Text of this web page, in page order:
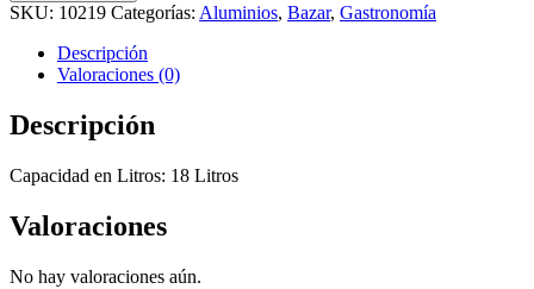
SKU: 10219 Categorías: Aluminios, Bazar, Gastronomía
Descripción
Valoraciones (0)
Descripción
Capacidad en Litros: 18 Litros
Valoraciones
No hay valoraciones aún.